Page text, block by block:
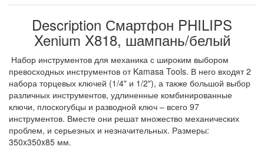
Description Смартфон PHILIPS
Xenium X818, шампань/белый
Набор инструментов для механика с широким выбором
превосходных инструментов от Kamasa Tools. В него входят 2
набора торцевых ключей (1/4" и 1/2"), а также большой выбор
различных инструментов, удлиненные комбинированные
ключи, плоскогубцы и разводной ключ – всего 97
инструментов. Вместе они решат множество механических
проблем, и серьезных и незначительных. Размеры:
350x350x85 мм.